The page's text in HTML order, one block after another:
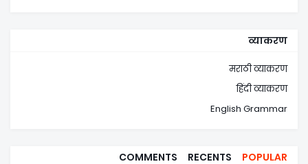
व्याकरण
मराठी व्याकरण
हिंदी व्याकरण
English Grammar
POPULAR
RECENTS
COMMENTS